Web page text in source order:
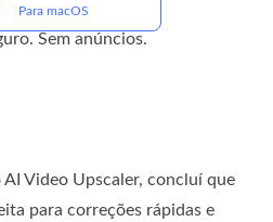
Para macOS
Sem anúncios.
Video Upscaler, concluí que
para correções rápidas e